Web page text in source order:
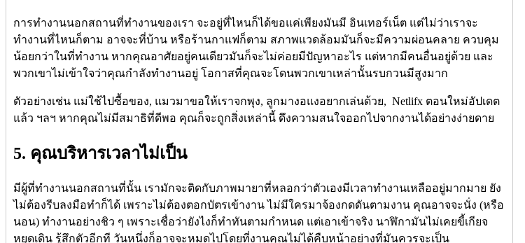
การทำงานนอกสถานที่ทำงานของเรา จะอยู่ที่ไหนก็ได้ขอแค่เพียงมันมี อินเทอร์เน็ต แต่ไม่ว่าเราจะ
ทำงานที่ไหนก็ตาม อาจจะที่บ้าน หรือร้านกาแฟก็ตาม สภาพแวดล้อมมันก็จะมีความผ่อนคลาย ควบคุม
น้อยกว่าในที่ทำงาน หากคุณอาศัยอยู่คนเดียวมันก็จะไม่ค่อยมีปัญหาอะไร แต่หากมีคนอื่นอยู่ด้วย และ
พวกเขาไม่เข้าใจว่าคุณกำลังทำงานอยู่ โอกาสที่คุณจะโดนพวกเขาเหล่านั้นรบกวนมีสูงมาก
ตัวอย่างเช่น แม่ใช้ไปซื้อของ, แมวมาขอให้เราจกพุง, ลูกมางอแงอยากเล่นด้วย, Netlifx ตอนใหม่อัปเดต
แล้ว ฯลฯ หากคุณไม่มีสมาธิที่ดีพอ คุณก็จะถูกสิ่งเหล่านี้ ดึงความสนใจออกไปจากงานได้อย่างง่ายดาย
5. คุณบริหารเวลาไม่เป็น
มีผู้ที่ทำงานนอกสถานที่นั้น เรามักจะติดกับภาพมายาที่หลอกว่าตัวเองมีเวลาทำงานเหลืออยู่มากมาย ยัง
ไม่ต้องรีบลงมือทำก็ได้ เพราะไม่ต้องตอกบัตรเข้างาน ไม่มีใครมาจ้องกดดันตามงาน คุณอาจจะนั่ง (หรือ
นอน) ทำงานอย่างชิว ๆ เพราะเชื่อว่ายังไงก็ทำทันตามกำหนด แต่เอาเข้าจริง นาฬิกามันไม่เคยขี้เกียจ
หยุดเดิน รู้สึกตัวอีกที วันหนึ่งก็อาจจะหมดไปโดยที่งานคุณไม่ได้คืบหน้าอย่างที่มันควรจะเป็น